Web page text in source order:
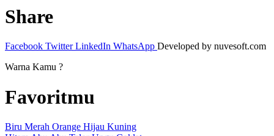
Share
Facebook Twitter LinkedIn WhatsApp Developed by nuvesoft.com
Warna Kamu ?
Favoritmu
Biru Merah Orange Hijau Kuning